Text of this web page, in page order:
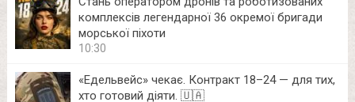
комплексів легендарної 36 окремої бригади
морської піхоти
10:30
«Едельвейс» чекає. Контракт 18–24 — для тих,
хто готовий діяти. 🇺🇦